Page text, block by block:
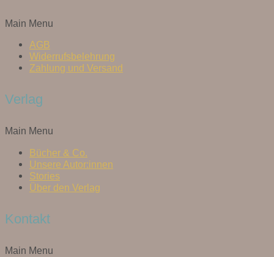
Main Menu
AGB
Widerrufsbelehrung
Zahlung und Versand
Verlag
Main Menu
Bücher & Co.
Unsere Autor:innen
Stories
Über den Verlag
Kontakt
Main Menu